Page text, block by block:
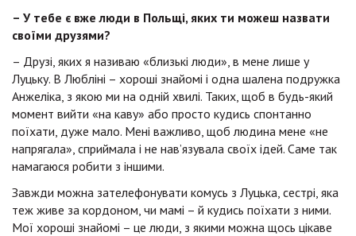
– У тебе є вже люди в Польщі, яких ти можеш назвати
своїми друзями?
– Друзі, яких я називаю «близькі люди», в мене лише у
Луцьку. В Любліні – хороші знайомі і одна шалена подружка
Анжеліка, з якою ми на одній хвилі. Таких, щоб в будь-який
момент вийти «на каву» або просто кудись спонтанно
поїхати, дуже мало. Мені важливо, щоб людина мене «не
напрягала», сприймала і не нав’язувала своїх ідей. Саме так
намагаюся робити з іншими.
Завжди можна зателефонувати комусь з Луцька, сестрі, яка
теж живе за кордоном, чи мамі – й кудись поїхати з ними.
Мої хороші знайомі – це люди, з якими можна щось цікаве